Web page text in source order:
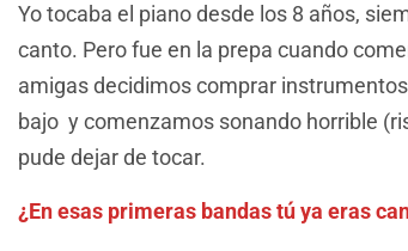
Yo tocaba el piano desde los 8 años,
canto. Pero fue en la prepa cuando
amigas decidimos comprar
bajo y comenzamos sonando horrible
pude dejar de tocar.
¿En esas primeras bandas tú ya eras